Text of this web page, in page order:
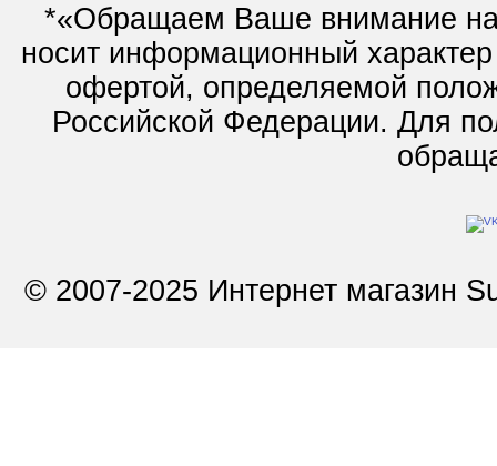
*«Обращаем Ваше внимание на
носит информационный
офертой, определяемой
Российской Федерации. Для
© 2007-2025 Интернет магазин